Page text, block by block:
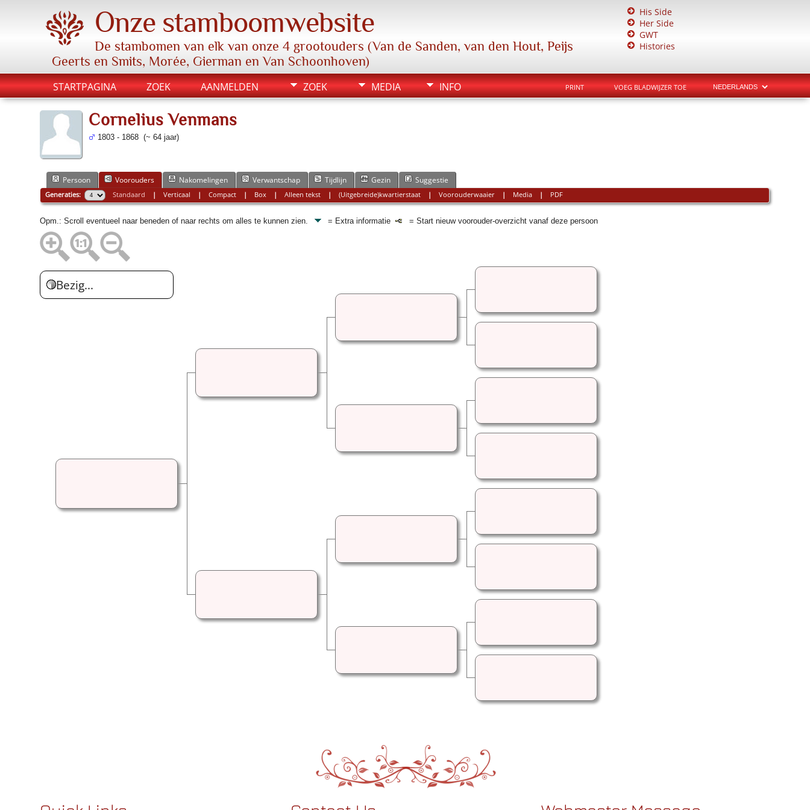
Onze stamboomwebsite
De stambomen van elk van onze 4 grootouders (Van de Sanden, van den Hout, Peijs
Geerts en Smits, Morée, Gierman en Van Schoonhoven)
His Side
Her Side
GWT
Histories
ZOEK MEDIA INFO
STARTPAGINA ZOEK AANMELDEN PRINT VOEG BLADWIJZER TOE
Cornelius Venmans
1803 - 1868 (~ 64 jaar)
Persoon Voorouders Nakomelingen Verwantschap Tijdlijn Gezin Suggestie
Generaties: Standaard | Verticaal | Compact| Box| Alleen tekst| (Uitgebreide)kwartierstaat| Voorouderwaaier| Media| PDF
Opm.: Scroll eventueel naar beneden of naar rechts om alles te kunnen zien. = Extra informatie = Start nieuw voorouder-overzicht vanaf deze persoon
Bezig...